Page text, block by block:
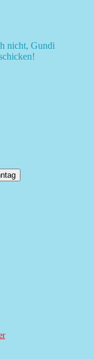
nicht, Gundi